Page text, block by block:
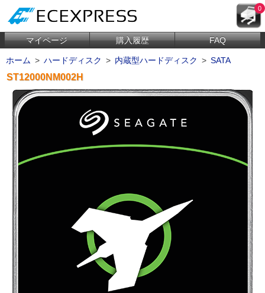
0
マイページ 購入履歴 FAQ
ホーム > ハードディスク > 内蔵型ハードディスク > SATA
ST12000NM002H